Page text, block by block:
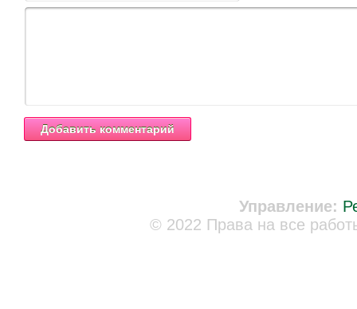
Управление:
© 2022 Права на все